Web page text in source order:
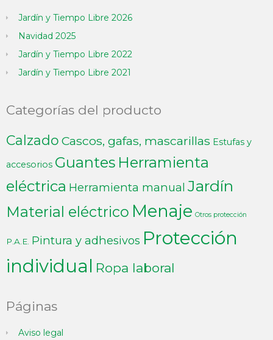
Jardín y Tiempo Libre 2026
Navidad 2025
Jardín y Tiempo Libre 2022
Jardín y Tiempo Libre 2021
Categorías del producto
Calzado Cascos, gafas, mascarillas Estufas y
accesorios Guantes Herramienta
eléctrica Herramienta manual Jardín
Material eléctrico Menaje Otros protección
P.A.E. Pintura y adhesivos Protección
individual Ropa laboral
Páginas
Aviso legal